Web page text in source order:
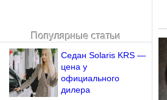
Напомнить пароль?
Популярные статьи
Седан Solaris KRS —
цена у
официального
дилера